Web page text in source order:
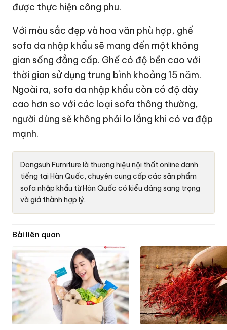
được thực hiện công phu.
Với màu sắc đẹp và hoa văn phù hợp, ghế
sofa da nhập khẩu sẽ mang đến một không
gian sống đẳng cấp. Ghế có độ bền cao với
thời gian sử dụng trung bình khoảng 15 năm.
Ngoài ra, sofa da nhập khẩu còn có độ dày
cao hơn so với các loại sofa thông thường,
người dùng sẽ không phải lo lắng khi có va đập
mạnh.
Dongsuh Furniture là thương hiệu nội thất online danh
tiếng tại Hàn Quốc, chuyên cung cấp các sản phẩm
sofa nhập khẩu từ Hàn Quốc có kiểu dáng sang trọng
và giá thành hợp lý.
Bài liên quan